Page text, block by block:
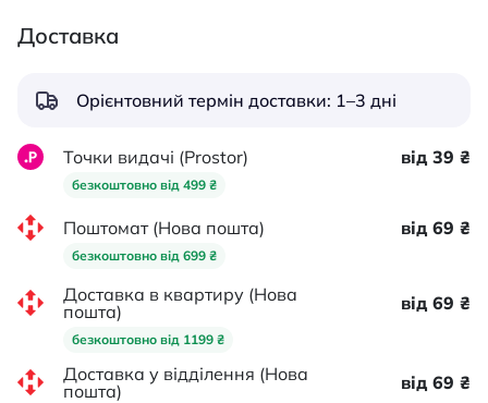
Доставка
Орієнтовний термін доставки: 1–3 дні
Точки видачі (Prostor)
безкоштовно від 499 ₴
від 39 ₴
Поштомат (Нова пошта)
безкоштовно від 699 ₴
від 69 ₴
Доставка в квартиру (Нова
пошта)
безкоштовно від 1199 ₴
від 69 ₴
Доставка у відділення (Нова
пошта)
від 69 ₴